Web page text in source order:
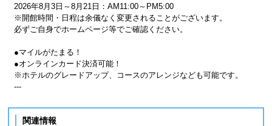
2026年8月3日～8月21日：AM11:00～PM5:00
※開館時間・日程は余儀なく変更されることがございます。
必ずご自身でホームページ等でご確認ください。
●マイルがたまる！
●オンラインカード決済可能！
※ホテルのグレードアップ、コースのアレンジなども可能です。
---
関連情報